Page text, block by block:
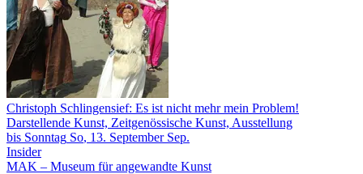
Christoph Schlingensief: Es ist nicht mehr mein Problem!
Darstellende Kunst, Zeitgenössische Kunst, Ausstellung
bis Sonntag So, 13. September Sep.
Insider
MAK – Museum für angewandte Kunst